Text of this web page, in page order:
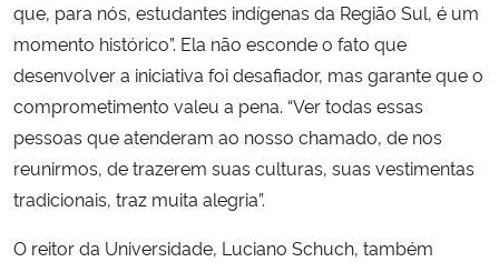
que, para nós, estudantes indígenas da Região Sul, é um
momento histórico”. Ela não esconde o fato que
desenvolver a iniciativa foi desafiador, mas garante que o
comprometimento valeu a pena. “Ver todas essas
pessoas que atenderam ao nosso chamado, de nos
reunirmos, de trazerem suas culturas, suas vestimentas
tradicionais, traz muita alegria”.
O reitor da Universidade, Luciano Schuch, também